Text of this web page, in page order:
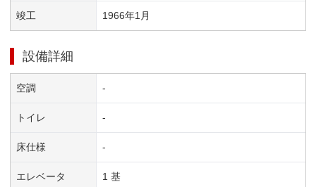
竣工 1966年1 月
設備詳細
空調 -
トイレ -
床仕様 -
エレベータ 1 基